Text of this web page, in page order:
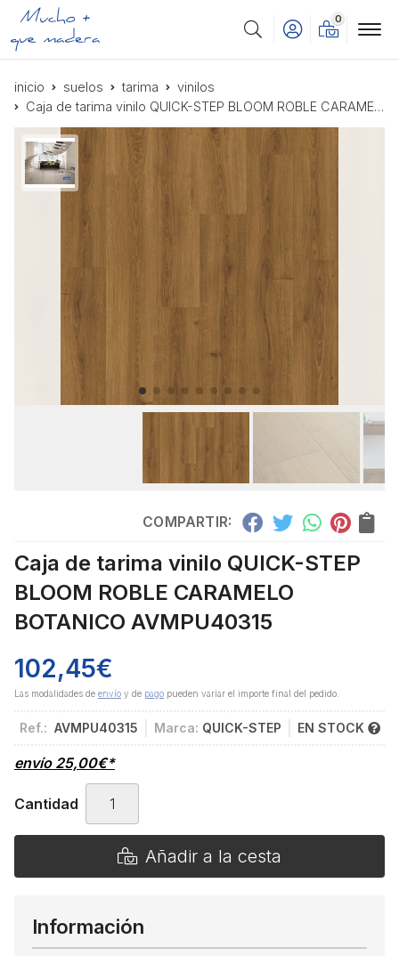
Buscar
0
inicio suelos tarima
vinilos
Caja de tarima vinilo QUICK-STEP BLOOM ROBLE CARAMELO BOTANICO AVMPU40315
COMPARTIR:
Caja de tarima vinilo QUICK-STEP
BLOOM ROBLE CARAMELO
BOTANICO AVMPU40315
102,45€
Las modalidades de envío y de pago pueden variar el importe final del pedido.
Ref.: AVMPU40315 Marca: QUICK-STEP EN STOCK
envío 25,00€*
Cantidad
Añadir a la cesta
Información